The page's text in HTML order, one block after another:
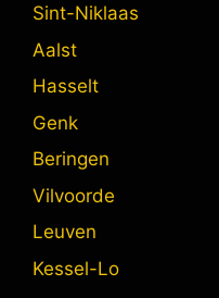
Sint-Niklaas
Aalst
Hasselt
Genk
Beringen
Vilvoorde
Leuven
Kessel-Lo